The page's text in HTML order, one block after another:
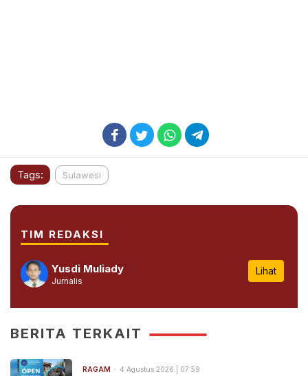
Tags: Sulawesi
TIM REDAKSI
Yusdi Muliady
Jurnalis
Lihat
BERITA TERKAIT
RAGAM 4 Agustus 2026 | 07:59